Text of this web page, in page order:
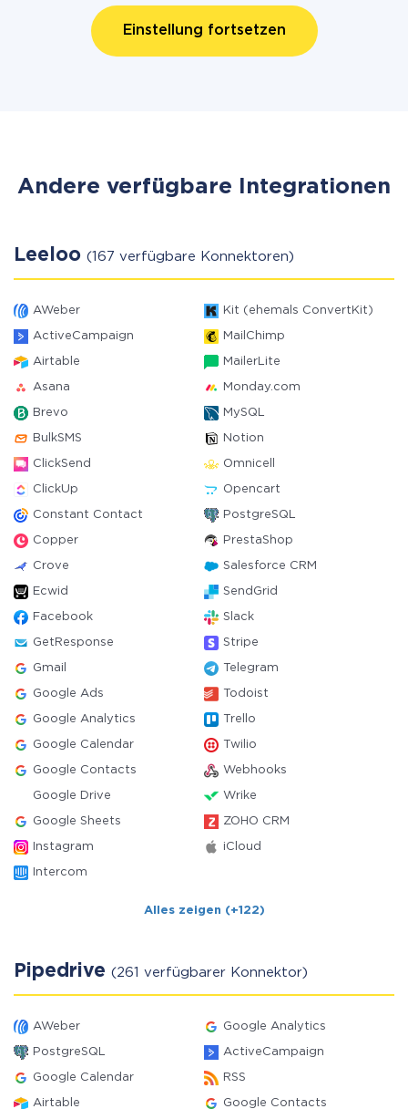
Einstellung fortsetzen
Andere verfügbare Integrationen
Leeloo (167 verfügbare Konnektoren)
AWeber Kit (ehemals ConvertKit)
ActiveCampaign MailChimp
Airtable MailerLite
Asana Monday.com
Brevo MySQL
BulkSMS Notion
ClickSend Omnicell
ClickUp Opencart
Constant Contact PostgreSQL
Copper PrestaShop
Crove Salesforce CRM
Ecwid SendGrid
Facebook Slack
GetResponse Stripe
Gmail Telegram
Google Ads Todoist
Google Analytics Trello
Google Calendar Twilio
Google Contacts Webhooks
Google Drive Wrike
Google Sheets ZOHO CRM
Instagram iCloud
Intercom
Alles zeigen (+122)
Pipedrive (261 verfügbarer Konnektor)
AWeber Google Analytics
PostgreSQL ActiveCampaign
Google Calendar RSS
Airtable Google Contacts